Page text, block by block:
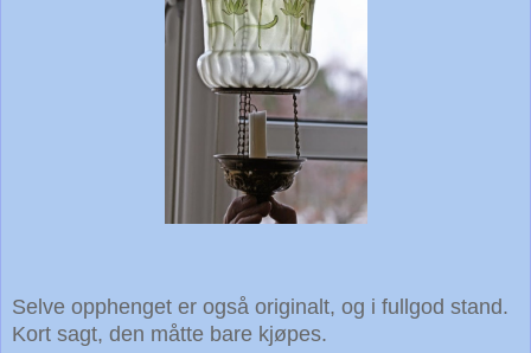
Selve opphenget er også originalt, og i fullgod stand.
Kort sagt, den måtte bare kjøpes.